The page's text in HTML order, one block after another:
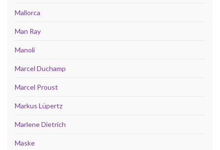
Mallorca
Man Ray
Manoli
Marcel Duchamp
Marcel Proust
Markus Lüpertz
Marlene Dietrich
Maske